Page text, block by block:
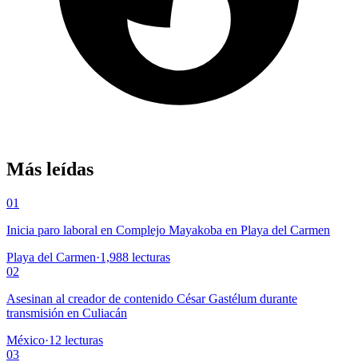
Más leídas
01
Inicia paro laboral en Complejo Mayakoba en Playa del Carmen
Playa del Carmen·1,988 lecturas
02
Asesinan al creador de contenido César Gastélum durante
transmisión en Culiacán
México·12 lecturas
03